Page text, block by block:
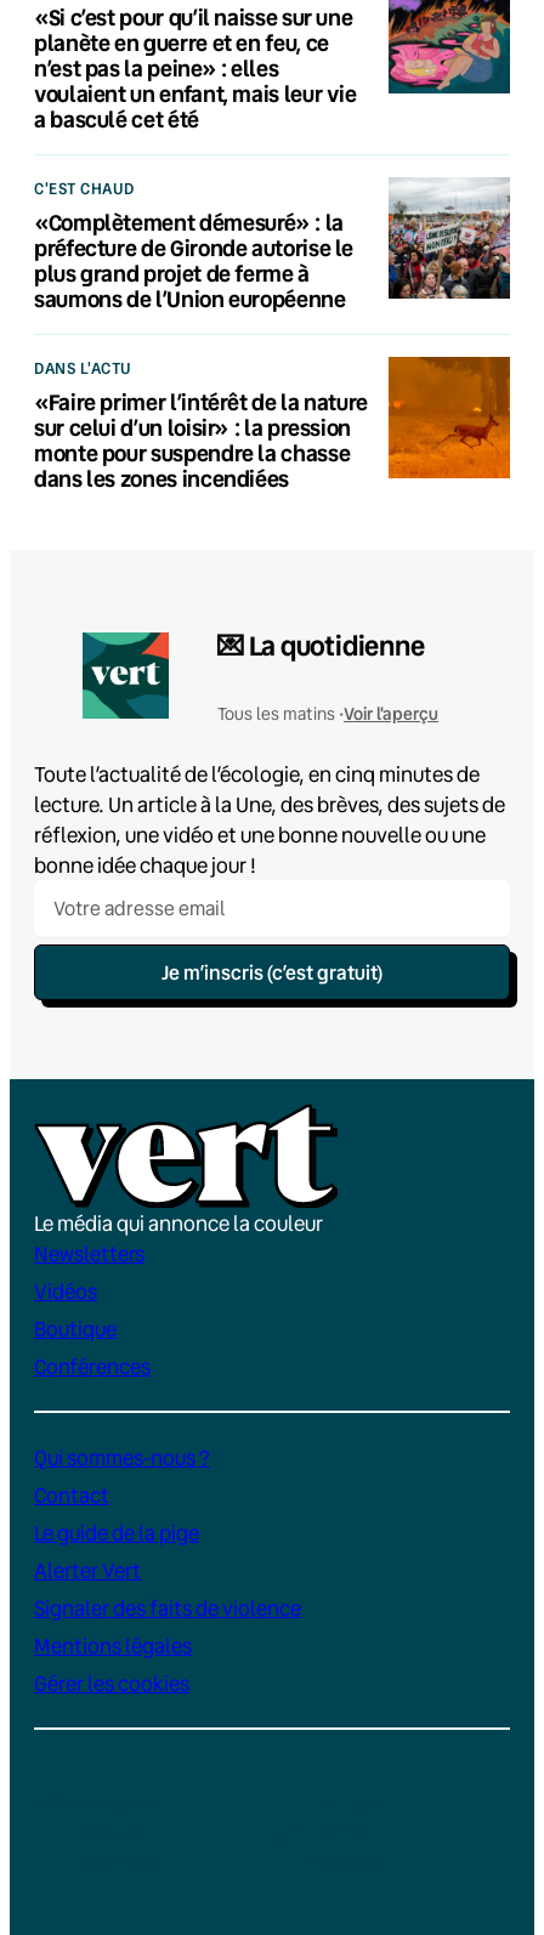
«Si c’est pour qu’il naisse sur une
planète en guerre et en feu, ce
n’est pas la peine» : elles
voulaient un enfant, mais leur vie
a basculé cet été
C'EST CHAUD
«Complètement démesuré» : la
préfecture de Gironde autorise le
plus grand projet de ferme à
saumons de l’Union européenne
DANS L'ACTU
«Faire primer l’intérêt de la nature
sur celui d’un loisir» : la pression
monte pour suspendre la chasse
dans les zones incendiées
💌 La quotidienne
Tous les matins •Voir l'aperçu
Toute l’actualité de l’écologie, en cinq minutes de
lecture. Un article à la Une, des brèves, des sujets de
réflexion, une vidéo et une bonne nouvelle ou une
bonne idée chaque jour !
Je m’inscris (c’est gratuit)
Le média qui annonce la couleur
Newsletters
Vidéos
Boutique
Conférences
Qui sommes-nous ?
Contact
Le guide de la pige
Alerter Vert
Signaler des faits de violence
Mentions légales
Gérer les cookies